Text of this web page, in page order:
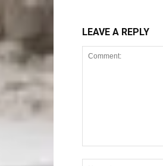
LEAVE A REPLY